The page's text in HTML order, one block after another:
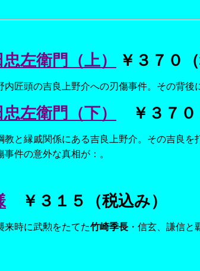
左衛門（上） ￥３７０
匠頭の吉良上野介への刃傷事件。その背後
左衛門（下） ￥３７０
と縁戚関係にある吉良上野介。その吉良
件の意外な真相が：。
￥３１５（税込み）
来時に武勲をたてた竹崎季長 ・信玄、謙信と